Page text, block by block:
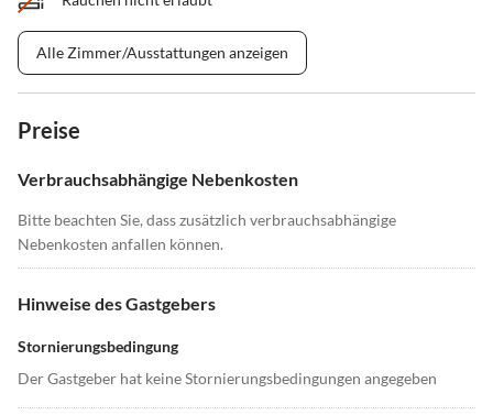
Alle Zimmer/Ausstattungen anzeigen
Preise
Verbrauchsabhängige Nebenkosten
Bitte beachten Sie, dass zusätzlich verbrauchsabhängige
Nebenkosten anfallen können.
Hinweise des Gastgebers
Stornierungsbedingung
Der Gastgeber hat keine Stornierungsbedingungen angegeben